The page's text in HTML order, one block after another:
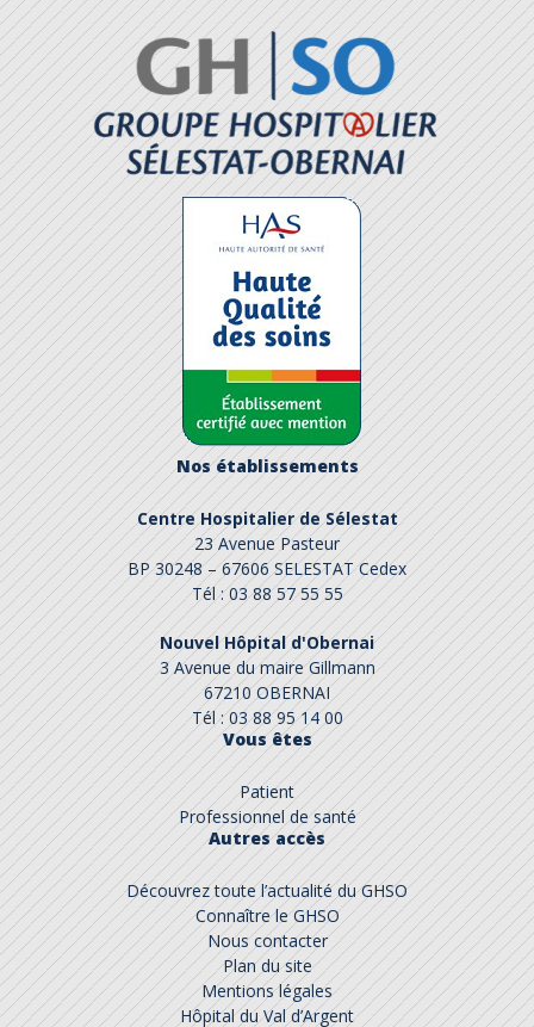
Nos établissements
Centre Hospitalier de Sélestat
23 Avenue Pasteur
BP 30248 – 67606 SELESTAT Cedex
Tél : 03 88 57 55 55
Nouvel Hôpital d'Obernai
3 Avenue du maire Gillmann
67210 OBERNAI
Tél : 03 88 95 14 00
Vous êtes
Patient
Professionnel de santé
Autres accès
Découvrez toute l’actualité du GHSO
Connaître le GHSO
Nous contacter
Plan du site
Mentions légales
Hôpital du Val d’Argent